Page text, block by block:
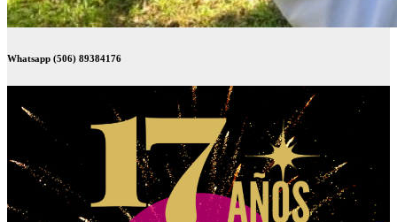
Whatsapp (506) 89384176